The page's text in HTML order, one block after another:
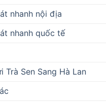
nhanh nội địa
nhanh quốc tế
Trà Sen Sang Hà Lan